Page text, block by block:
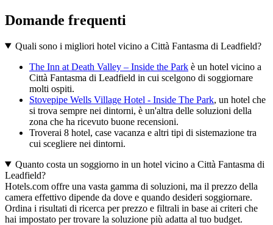
Domande frequenti
Quali sono i migliori hotel vicino a Città Fantasma di Leadfield?
The Inn at Death Valley – Inside the Park è un hotel vicino a
Città Fantasma di Leadfield in cui scelgono di soggiornare
molti ospiti.
Stovepipe Wells Village Hotel - Inside The Park, un hotel che
si trova sempre nei dintorni, è un'altra delle soluzioni della
zona che ha ricevuto buone recensioni.
Troverai 8 hotel, case vacanza e altri tipi di sistemazione tra
cui scegliere nei dintorni.
Quanto costa un soggiorno in un hotel vicino a Città Fantasma di
Leadfield?
Hotels.com offre una vasta gamma di soluzioni, ma il prezzo della
camera effettivo dipende da dove e quando desideri soggiornare.
Ordina i risultati di ricerca per prezzo e filtrali in base ai criteri che
hai impostato per trovare la soluzione più adatta al tuo budget.